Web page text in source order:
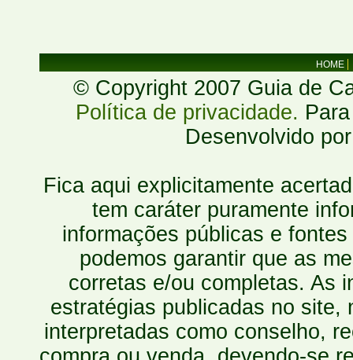
HOME
© Copyright 2007 Guia de
Política de privacidade.
Desenvolvido
Fica aqui explicitamente
tem caráter puramente
informações públicas e
podemos garantir que as
corretas e/ou completas. As
estratégias publicadas no site,
interpretadas como conselho,